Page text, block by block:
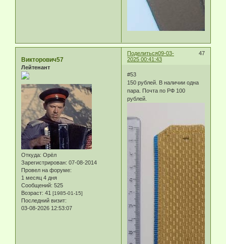
Поделиться 47
09-03-
2025 00:41:43
Викторович57
Лейтенант
Откуда: Орёл
Зарегистрирован: 07-08-2014
Провел на форуме:
1 месяц 4 дня
Сообщений: 525
Возраст: 41 [1985-01-15]
Последний визит:
03-08-2026 12:53:07
#53
150 рублей. В наличии одна
пара. Почта по РФ 100
рублей.